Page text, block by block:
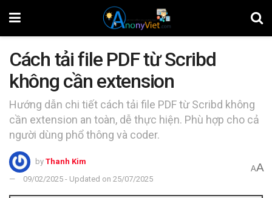
Cách tải file PDF từ Scribd
không cần extension
Hướng dẫn chi tiết cách tải file PDF từ Scribd không
cần extension an toàn, dễ thực hiện. Phù hợp cho cả
người dùng phổ thông và coder.
by Thanh Kim
09/02/2025 - Updated on 25/07/2025
AA